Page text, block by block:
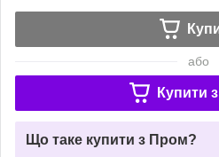
або
Купити з
Що таке купити з Пром?